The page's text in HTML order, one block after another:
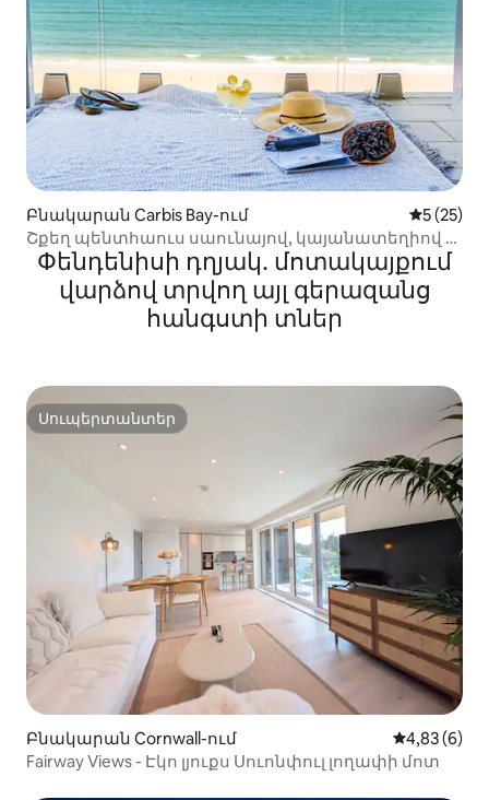
Բնակարան Carbis Bay-ում Միջին
5 (25)
Շքեղ պենտհաուս սաունայով, կայանատեղիով և
ծովային տեսարաններով
Փենդենիսի դղյակ․ մոտակայքում
վարձով տրվող այլ գերազանց
հանգստի տներ
Սուպերտանտեր
Սուպերտանտեր
Բնակարան Cornwall-ում Միջին
4,83 (6)
Fairway Views - Էկո լյուքս Սուոնփուլ լողափի մոտ